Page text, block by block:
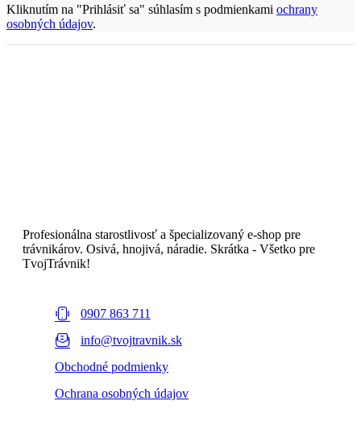
Kliknutím na "Prihlásiť sa" súhlasím s podmienkami ochrany
osobných údajov.
Profesionálna starostlivosť a špecializovaný e-shop pre
trávnikárov. Osivá, hnojivá, náradie. Skrátka - Všetko pre
TvojTrávnik!
0907 863 711
info@tvojtravnik.sk
Obchodné podmienky
Ochrana osobných údajov